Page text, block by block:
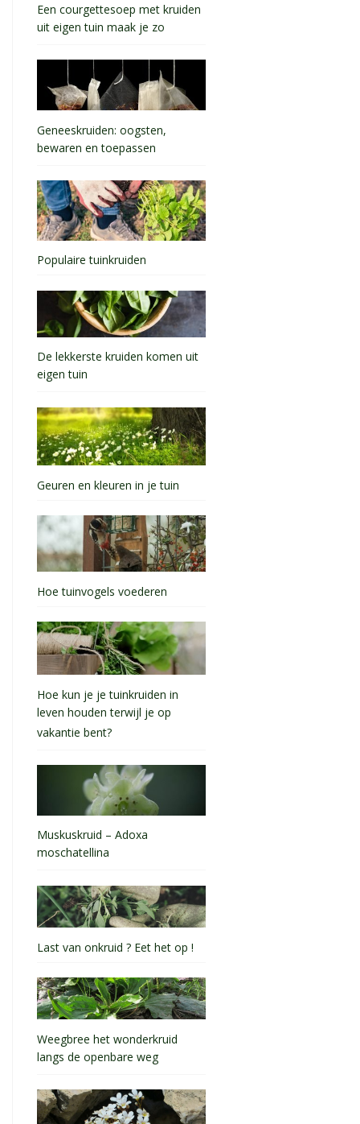
Een courgettesoep met kruiden
uit eigen tuin maak je zo
Geneeskruiden: oogsten,
bewaren en toepassen
Populaire tuinkruiden
De lekkerste kruiden komen uit
eigen tuin
Geuren en kleuren in je tuin
Hoe tuinvogels voederen
Hoe kun je je tuinkruiden in
leven houden terwijl je op
vakantie bent?
Muskuskruid – Adoxa
moschatellina
Last van onkruid ? Eet het op !
Weegbree het wonderkruid
langs de openbare weg